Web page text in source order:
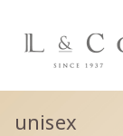
unisex